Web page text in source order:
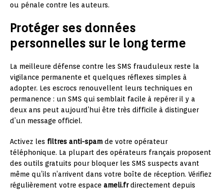
ou pénale contre les auteurs.
Protéger ses données
personnelles sur le long terme
La meilleure défense contre les SMS frauduleux reste la
vigilance permanente et quelques réflexes simples à
adopter. Les escrocs renouvellent leurs techniques en
permanence : un SMS qui semblait facile à repérer il y a
deux ans peut aujourd’hui être très difficile à distinguer
d’un message officiel.
Activez les filtres anti-spam de votre opérateur
téléphonique. La plupart des opérateurs français proposent
des outils gratuits pour bloquer les SMS suspects avant
même qu’ils n’arrivent dans votre boîte de réception. Vérifiez
régulièrement votre espace ameli.frdirectement depuis